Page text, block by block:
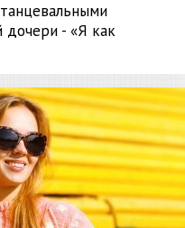
дочери - «Я как